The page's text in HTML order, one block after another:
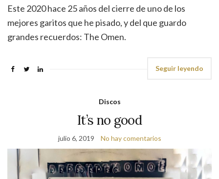
Este 2020 hace 25 años del cierre de uno de los
mejores garitos que he pisado, y del que guardo
grandes recuerdos: The Omen.
Seguir leyendo
Discos
It’s no good
julio 6, 2019 No hay comentarios